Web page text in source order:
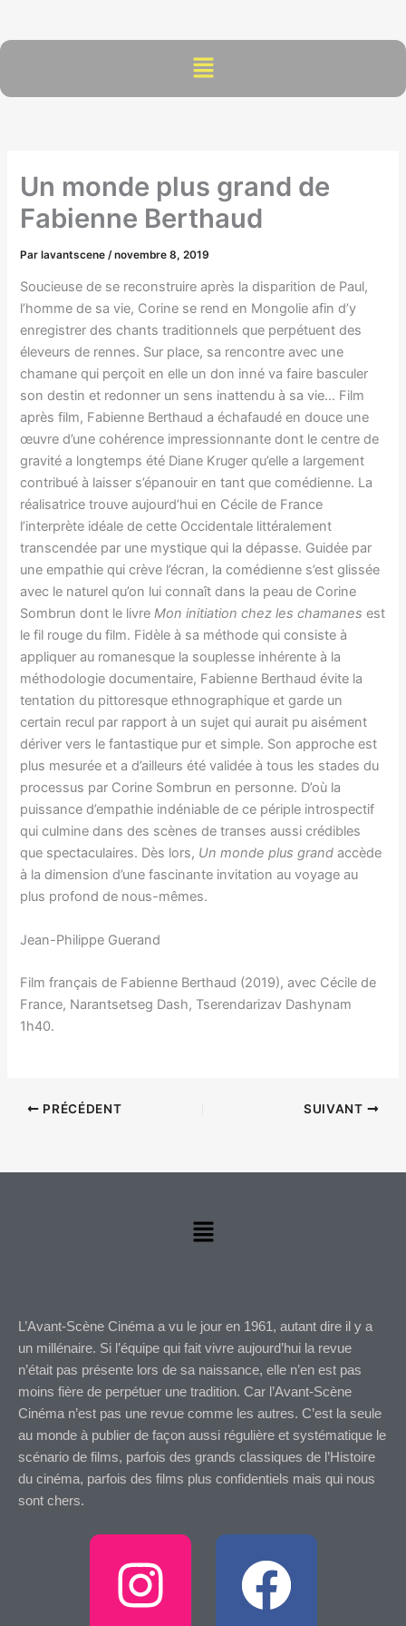
contenu
Menu
Un monde plus grand de
Fabienne Berthaud
Parlavantscene /novembre 8, 2019
Soucieuse de se reconstruire après la disparition de Paul,
l’homme de sa vie, Corine se rend en Mongolie afin d’y
enregistrer des chants traditionnels que perpétuent des
éleveurs de rennes. Sur place, sa rencontre avec une
chamane qui perçoit en elle un don inné va faire basculer
son destin et redonner un sens inattendu à sa vie… Film
après film, Fabienne Berthaud a échafaudé en douce une
œuvre d’une cohérence impressionnante dont le centre de
gravité a longtemps été Diane Kruger qu’elle a largement
contribué à laisser s’épanouir en tant que comédienne. La
réalisatrice trouve aujourd’hui en Cécile de France
l’interprète idéale de cette Occidentale littéralement
transcendée par une mystique qui la dépasse. Guidée par
une empathie qui crève l’écran, la comédienne s’est glissée
avec le naturel qu’on lui connaît dans la peau de Corine
Sombrun dont le livreMon initiation chez les chamanes est
le fil rouge du film. Fidèle à sa méthode qui consiste à
appliquer au romanesque la souplesse inhérente à la
méthodologie documentaire, Fabienne Berthaud évite la
tentation du pittoresque ethnographique et garde un
certain recul par rapport à un sujet qui aurait pu aisément
dériver vers le fantastique pur et simple. Son approche est
plus mesurée et a d’ailleurs été validée à tous les stades du
processus par Corine Sombrun en personne. D’où la
puissance d’empathie indéniable de ce périple introspectif
qui culmine dans des scènes de transes aussi crédibles
que spectaculaires. Dès lors, Un monde plus grand accède
à la dimension d’une fascinante invitation au voyage au
plus profond de nous-mêmes.
Jean-Philippe Guerand
Film français de Fabienne Berthaud (2019), avec Cécile de
France, Narantsetseg Dash, Tserendarizav Dashynam
1h40.
PRÉCÉDENT SUIVANT
Menu
L’Avant-Scène Cinéma a vu le jour en 1961, autant dire il y a
un millénaire. Si l’équipe qui fait vivre aujourd’hui la revue
n’était pas présente lors de sa naissance, elle n’en est pas
moins fière de perpétuer une tradition. Car l’Avant-Scène
Cinéma n’est pas une revue comme les autres. C’est la seule
au monde à publier de façon aussi régulière et systématique le
scénario de films, parfois des grands classiques de l’Histoire
du cinéma, parfois des films plus confidentiels mais qui nous
sont chers.
I
n
F
a